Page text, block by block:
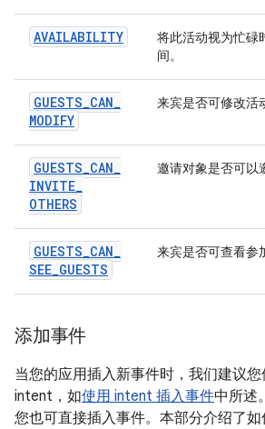
AVAILABILITY
将此活动视为忙碌
间。
GUESTS_CAN_
MODIFY
来宾是否可修改活
GUESTS_CAN_
INVITE_
OTHERS
邀请对象是否可以
GUESTS_CAN_
SEE_GUESTS
来宾是否可查看参
添加事件
当您的应用插入新事件时，我们建议您
intent，如使用 intent 插入事件中所述
您也可直接插入事件。本部分介绍了如